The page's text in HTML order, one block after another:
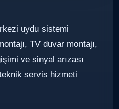
uydu sistemi
TV duvar montajı,
ve sinyal arızası
servis hizmeti